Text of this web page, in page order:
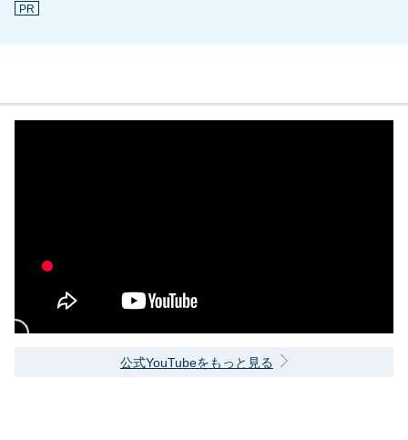
PR
公式YouTubeをもっと見る